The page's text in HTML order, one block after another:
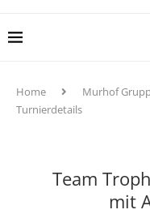
Home Murhof
Turnierdetails
Team
mit